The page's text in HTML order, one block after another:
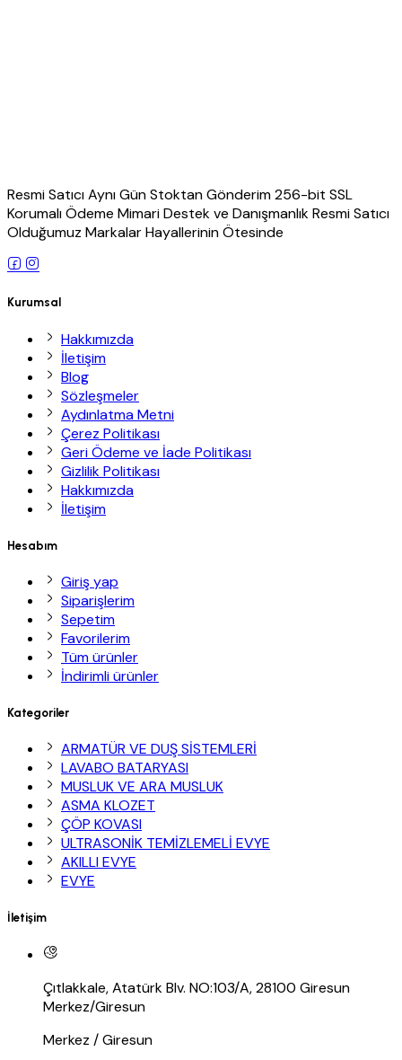
Resmi Satıcı Aynı Gün Stoktan Gönderim 256-bit SSL
Korumalı Ödeme Mimari Destek ve Danışmanlık Resmi Satıcı
Olduğumuz Markalar Hayallerinin Ötesinde
Kurumsal
Hakkımızda
İletişim
Blog
Sözleşmeler
Aydınlatma Metni
Çerez Politikası
Geri Ödeme ve İade Politikası
Gizlilik Politikası
Hakkımızda
İletişim
Hesabım
Giriş yap
Siparişlerim
Sepetim
Favorilerim
Tüm ürünler
İndirimli ürünler
Kategoriler
ARMATÜR VE DUŞ SİSTEMLERİ
LAVABO BATARYASI
MUSLUK VE ARA MUSLUK
ASMA KLOZET
ÇÖP KOVASI
ULTRASONİK TEMİZLEMELİ EVYE
AKILLI EVYE
EVYE
İletişim
Çıtlakkale, Atatürk Blv. NO:103/A, 28100 Giresun
Merkez/Giresun
Merkez / Giresun